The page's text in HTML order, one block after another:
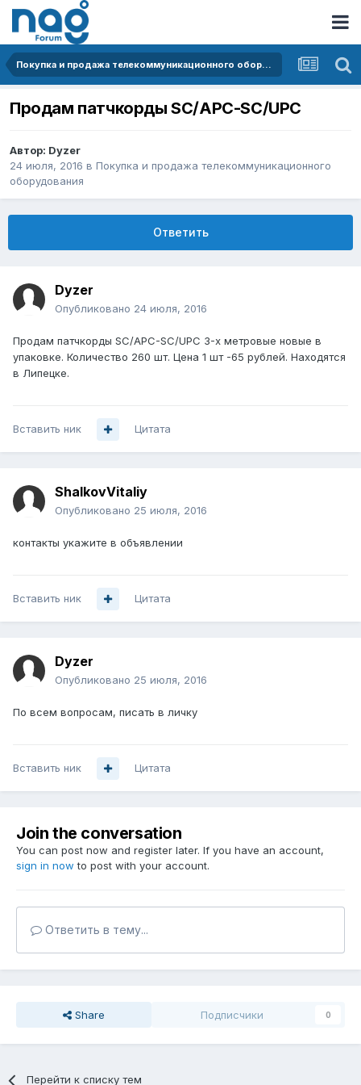
Покупка и продажа телекоммуникационного оборудования
Продам патчкорды SC/APC-SC/UPC
Автор: Dyzer
24 июля, 2016 в Покупка и продажа телекоммуникационного
оборудования
Ответить
Dyzer
Опубликовано 24 июля, 2016
Продам патчкорды SC/APC-SC/UPC 3-х метровые новые в
упаковке. Количество 260 шт. Цена 1 шт -65 рублей. Находятся
в Липецке.
Вставить ник Цитата
ShalkovVitaliy
Опубликовано 25 июля, 2016
контакты укажите в объявлении
Вставить ник Цитата
Dyzer
Опубликовано 25 июля, 2016
По всем вопросам, писать в личку
Вставить ник Цитата
Join the conversation
You can post now and register later. If you have an account,
sign in now to post with your account.
Ответить в тему...
Share Подписчики 0
Перейти к списку тем